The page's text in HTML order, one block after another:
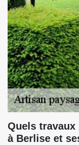
Quels
à Berlise et